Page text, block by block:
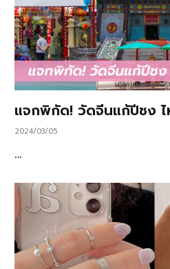
แจกพิกัด! วัดจีนแก้ปีชง ไ
2024/03/05
…